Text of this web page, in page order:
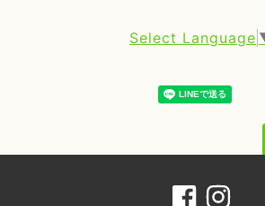
Select Language